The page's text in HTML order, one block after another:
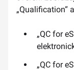
„Qualification“
„QC for
„QC for